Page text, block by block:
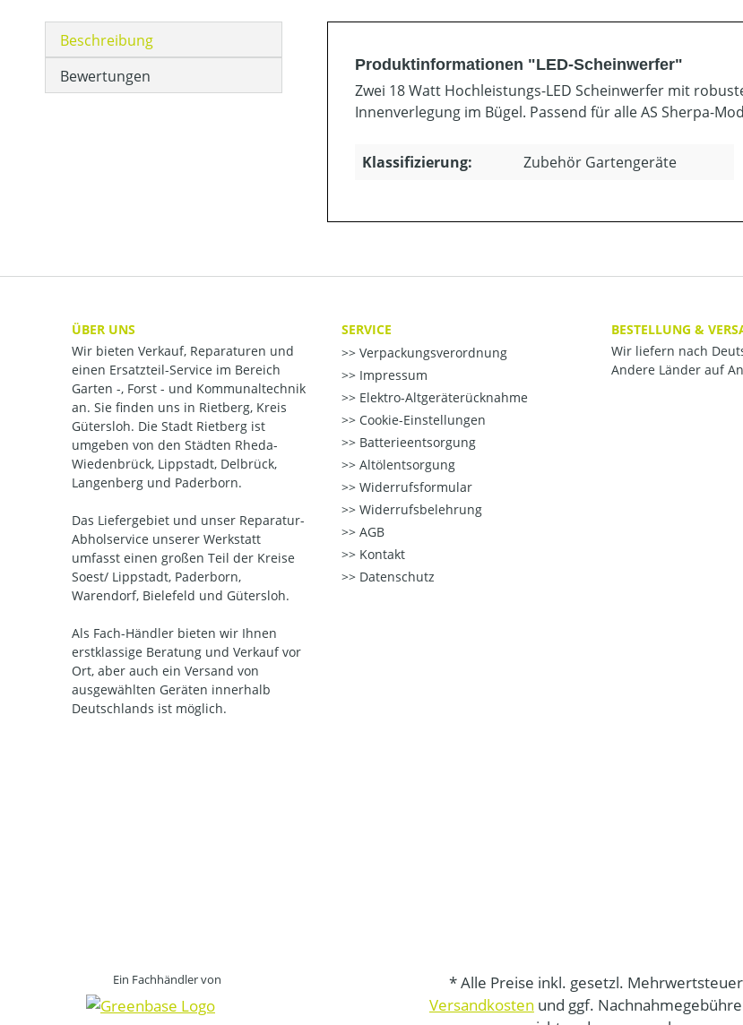
Beschreibung
Bewertungen
Produktinformationen "LED-Scheinwerfer"
Zwei 18 Watt Hochleistungs-LED Scheinwerfer mit
Innenverlegung im Bügel. Passend für alle AS Sherpa-
Klassifizierung: Zubehör Gartengeräte
ÜBER UNS
Wir bieten Verkauf, Reparaturen und
einen Ersatzteil-Service im Bereich
Garten -, Forst - und Kommunaltechnik
an. Sie finden uns in Rietberg, Kreis
Gütersloh. Die Stadt Rietberg ist
umgeben von den Städten Rheda-
Wiedenbrück, Lippstadt, Delbrück,
Langenberg und Paderborn.
Das Liefergebiet und unser Reparatur-
Abholservice unserer Werkstatt
umfasst einen großen Teil der Kreise
Soest/ Lippstadt, Paderborn,
Warendorf, Bielefeld und Gütersloh.
Als Fach-Händler bieten wir Ihnen
erstklassige Beratung und Verkauf vor
Ort, aber auch ein Versand von
ausgewählten Geräten innerhalb
Deutschlands ist möglich.
SERVICE
Verpackungsverordnung
Impressum
Elektro-Altgeräterücknahme
Cookie-Einstellungen
Batterieentsorgung
Altölentsorgung
Widerrufsformular
Widerrufsbelehrung
AGB
Kontakt
Datenschutz
BESTELLUNG &
Wir liefern nach
Andere Länder auf
Ein Fachhändler von
* Alle Preise inkl. gesetzl.
Versandkosten und ggf.